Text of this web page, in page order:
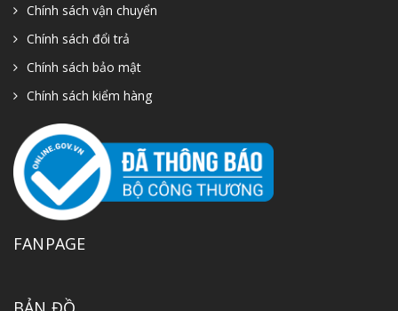
Chính sách vận chuyển
Chính sách đổi trả
Chính sách bảo mật
Chính sách kiểm hàng
FANPAGE